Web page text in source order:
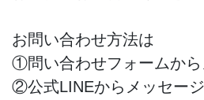
お問い合わせ方法は
①問い合わせフォームから
②公式LINEからメッセー